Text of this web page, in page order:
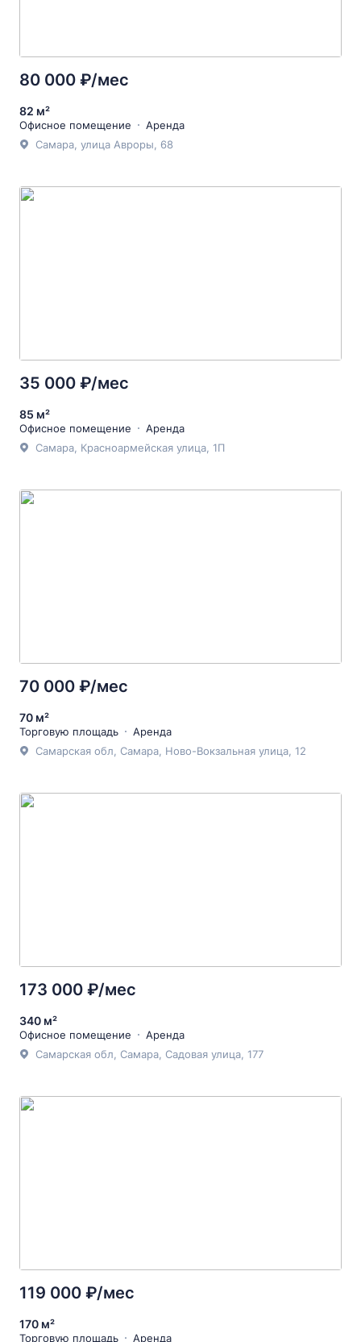
80 000 ₽/мес
82 м²
Офисное помещение
Аренда
Самара, улица Авроры, 68
35 000 ₽/мес
85 м²
Офисное помещение
Аренда
Самара, Красноармейская улица, 1П
70 000 ₽/мес
70 м²
Торговую площадь
Аренда
Самарская обл, Самара, Ново-Вокзальная улица, 12
173 000 ₽/мес
340 м²
Офисное помещение
Аренда
Самарская обл, Самара, Садовая улица, 177
119 000 ₽/мес
170 м²
Торговую площадь Аренда